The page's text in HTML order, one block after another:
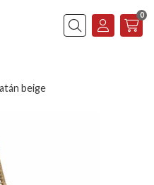
Buscar
0
beige